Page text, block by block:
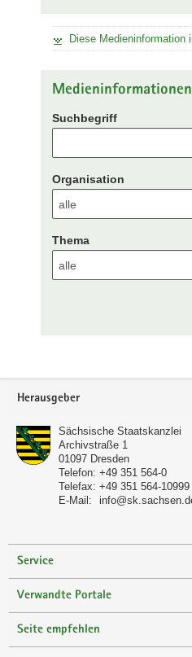
Diese Medieninformation
Suchbegriff
Organisation
Thema
Footer-
Herausgeber
Sächsische Staatskanzlei
Archivstraße 1
01097 Dresden
Telefon: +49 351 564-0
Telefax: +49 351 564-10999
E-Mail:
Service
Verwandte Portale
Seite empfehlen